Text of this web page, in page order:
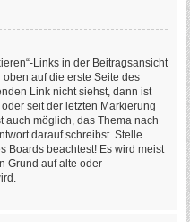
Links in der Beitragsansicht
auf die erste Seite des
Link nicht siehst, dann ist
seit der letzten Markierung
auch möglich, das Thema nach
darauf schreibst. Stelle
Boards beachtest! Es wird meist
Grund auf alte oder